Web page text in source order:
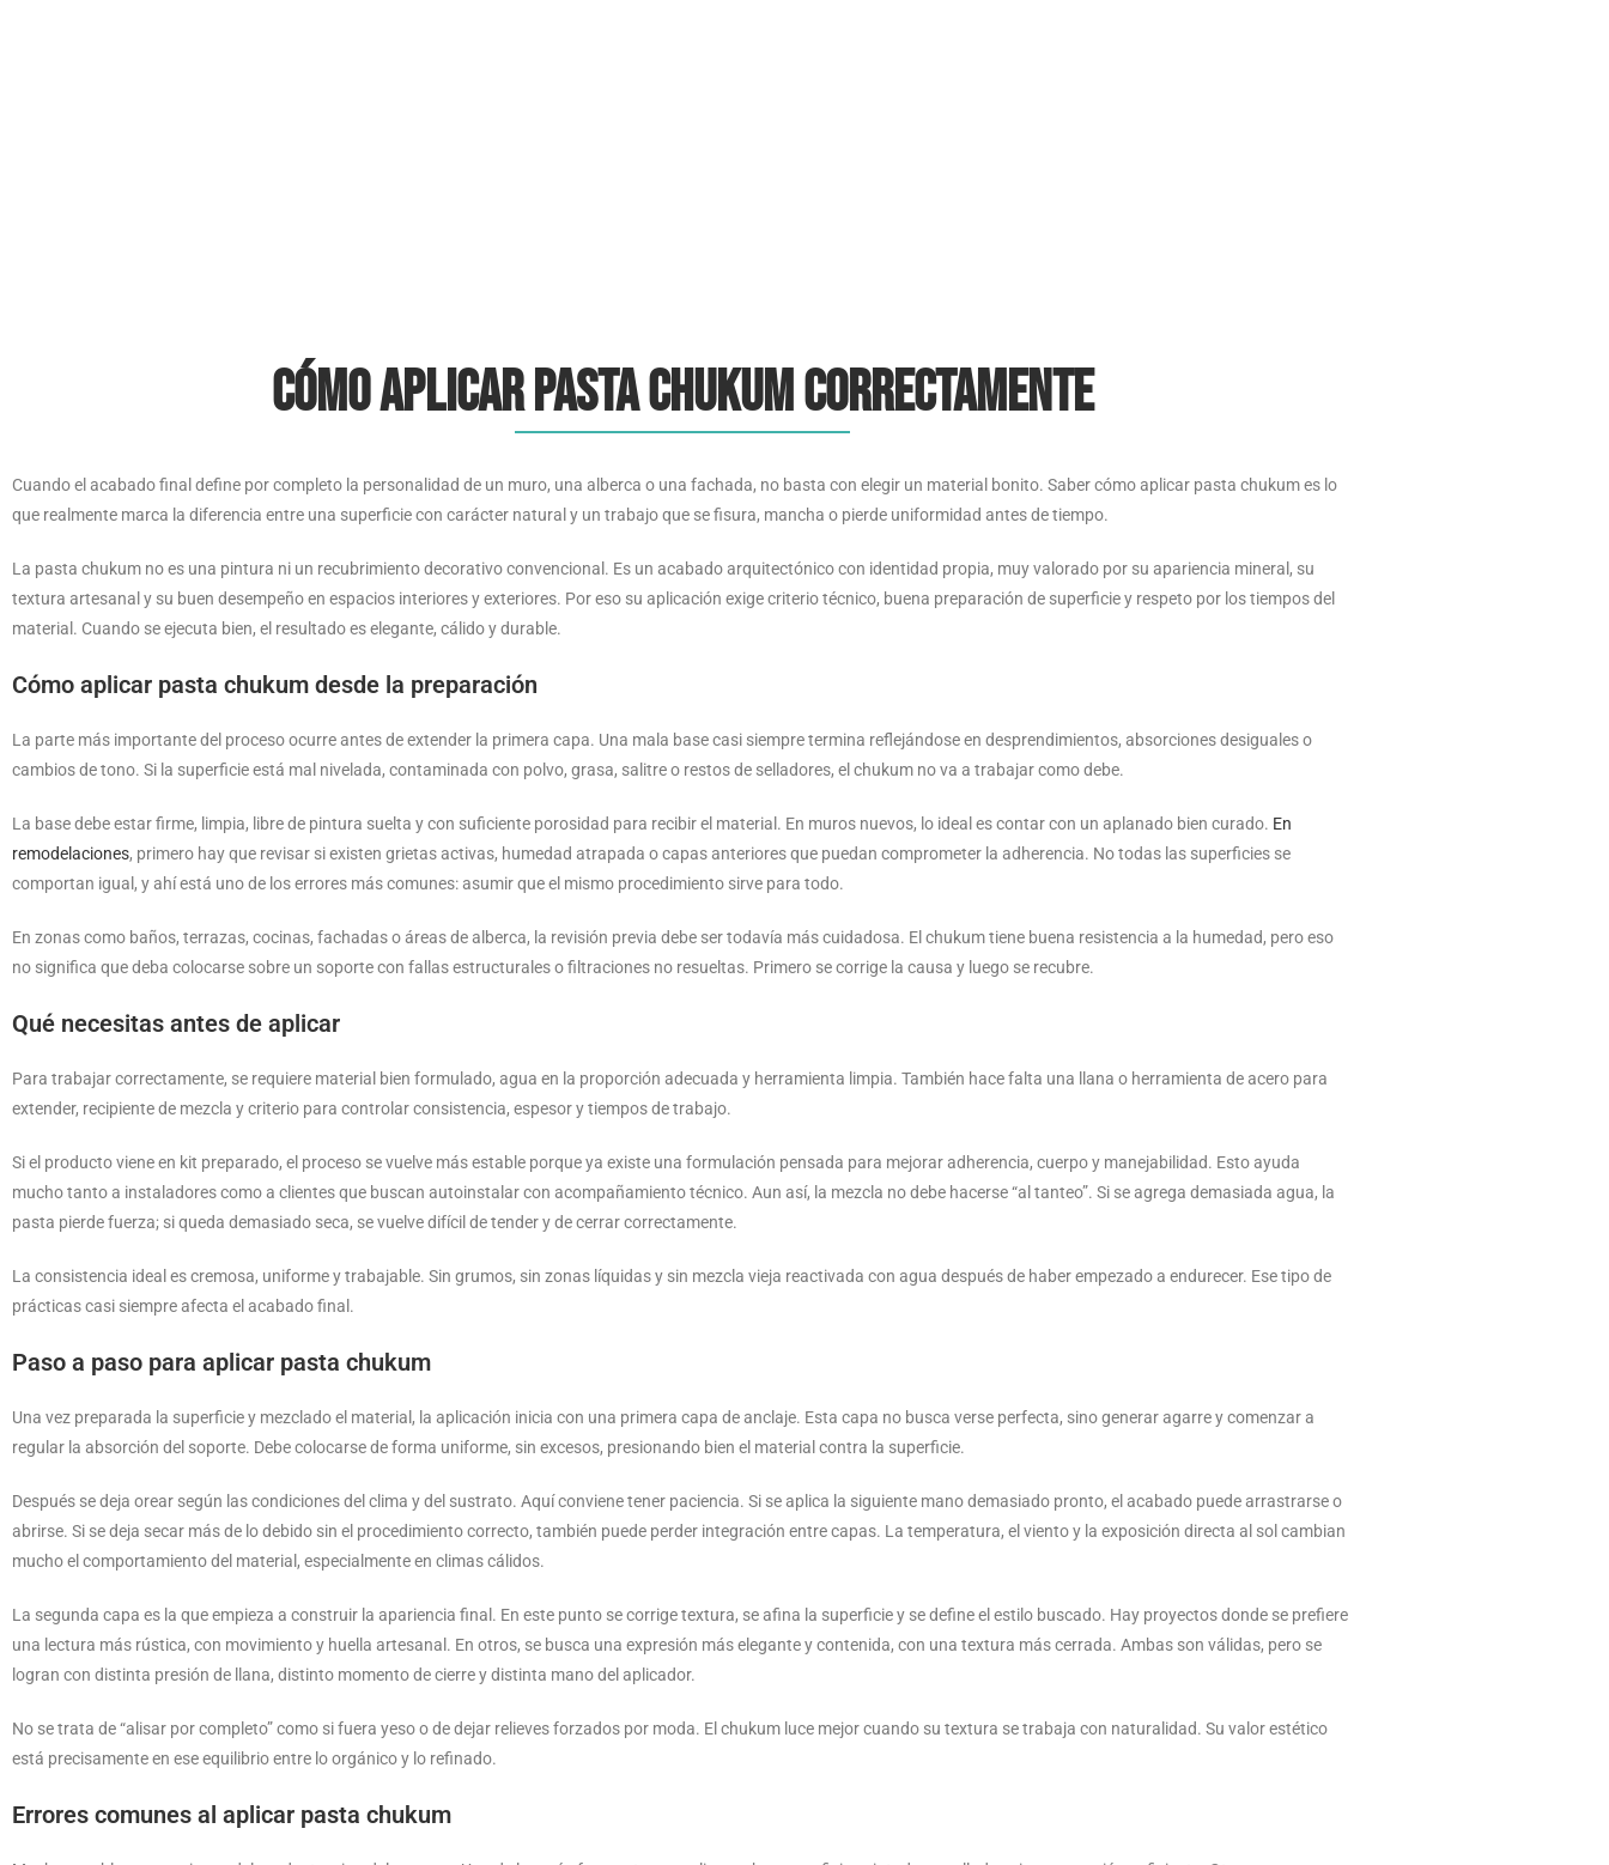
Cómo aplicar pasta chukum correctamente
Cuando el acabado final define por completo la personalidad de un muro, una alberca o una fachada, no basta con elegir un material bonito. Saber cómo aplicar pasta chukum es lo
que realmente marca la diferencia entre una superficie con carácter natural y un trabajo que se fisura, mancha o pierde uniformidad antes de tiempo.
La pasta chukum no es una pintura ni un recubrimiento decorativo convencional. Es un acabado arquitectónico con identidad propia, muy valorado por su apariencia mineral, su
textura artesanal y su buen desempeño en espacios interiores y exteriores. Por eso su aplicación exige criterio técnico, buena preparación de superficie y respeto por los tiempos del
material. Cuando se ejecuta bien, el resultado es elegante, cálido y durable.
Cómo aplicar pasta chukum desde la preparación
La parte más importante del proceso ocurre antes de extender la primera capa. Una mala base casi siempre termina reflejándose en desprendimientos, absorciones desiguales o
cambios de tono. Si la superficie está mal nivelada, contaminada con polvo, grasa, salitre o restos de selladores, el chukum no va a trabajar como debe.
La base debe estar firme, limpia, libre de pintura suelta y con suficiente porosidad para recibir el material. En muros nuevos, lo ideal es contar con un aplanado bien curado. En
remodelaciones, primero hay que revisar si existen grietas activas, humedad atrapada o capas anteriores que puedan comprometer la adherencia. No todas las superficies se
comportan igual, y ahí está uno de los errores más comunes: asumir que el mismo procedimiento sirve para todo.
En zonas como baños, terrazas, cocinas, fachadas o áreas de alberca, la revisión previa debe ser todavía más cuidadosa. El chukum tiene buena resistencia a la humedad, pero eso
no significa que deba colocarse sobre un soporte con fallas estructurales o filtraciones no resueltas. Primero se corrige la causa y luego se recubre.
Qué necesitas antes de aplicar
Para trabajar correctamente, se requiere material bien formulado, agua en la proporción adecuada y herramienta limpia. También hace falta una llana o herramienta de acero para
extender, recipiente de mezcla y criterio para controlar consistencia, espesor y tiempos de trabajo.
Si el producto viene en kit preparado, el proceso se vuelve más estable porque ya existe una formulación pensada para mejorar adherencia, cuerpo y manejabilidad. Esto ayuda
mucho tanto a instaladores como a clientes que buscan autoinstalar con acompañamiento técnico. Aun así, la mezcla no debe hacerse “al tanteo”. Si se agrega demasiada agua, la
pasta pierde fuerza; si queda demasiado seca, se vuelve difícil de tender y de cerrar correctamente.
La consistencia ideal es cremosa, uniforme y trabajable. Sin grumos, sin zonas líquidas y sin mezcla vieja reactivada con agua después de haber empezado a endurecer. Ese tipo de
prácticas casi siempre afecta el acabado final.
Paso a paso para aplicar pasta chukum
Una vez preparada la superficie y mezclado el material, la aplicación inicia con una primera capa de anclaje. Esta capa no busca verse perfecta, sino generar agarre y comenzar a
regular la absorción del soporte. Debe colocarse de forma uniforme, sin excesos, presionando bien el material contra la superficie.
Después se deja orear según las condiciones del clima y del sustrato. Aquí conviene tener paciencia. Si se aplica la siguiente mano demasiado pronto, el acabado puede arrastrarse o
abrirse. Si se deja secar más de lo debido sin el procedimiento correcto, también puede perder integración entre capas. La temperatura, el viento y la exposición directa al sol cambian
mucho el comportamiento del material, especialmente en climas cálidos.
La segunda capa es la que empieza a construir la apariencia final. En este punto se corrige textura, se afina la superficie y se define el estilo buscado. Hay proyectos donde se prefiere
una lectura más rústica, con movimiento y huella artesanal. En otros, se busca una expresión más elegante y contenida, con una textura más cerrada. Ambas son válidas, pero se
logran con distinta presión de llana, distinto momento de cierre y distinta mano del aplicador.
No se trata de “alisar por completo” como si fuera yeso o de dejar relieves forzados por moda. El chukum luce mejor cuando su textura se trabaja con naturalidad. Su valor estético
está precisamente en ese equilibrio entre lo orgánico y lo refinado.
Errores comunes al aplicar pasta chukum